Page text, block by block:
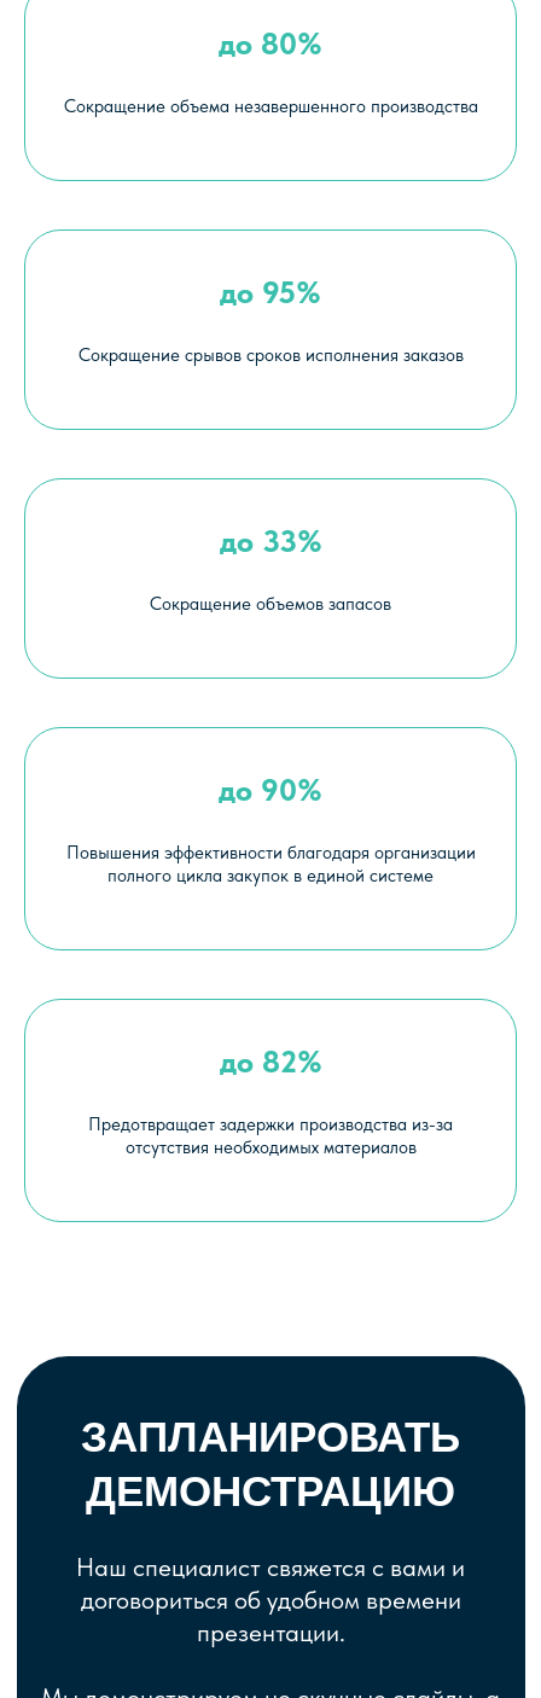
до 80%
Сокращение объема незавершенного производства
до 95%
Сокращение срывов сроков исполнения заказов
до 33%
Сокращение объемов запасов
до 90%
Повышения эффективности благодаря организации
полного цикла закупок в единой системе
до 82%
Предотвращает задержки производства из-за
отсутствия необходимых материалов
Программные решения
Мероприятия
О компании
Политика конфиденциальности
191028, г. Санкт-Петербург,
Фурштатская ул., д.24, офис 214
ООО «КОННЕКТИВ ПЛМ»
ОГРН:119784720308